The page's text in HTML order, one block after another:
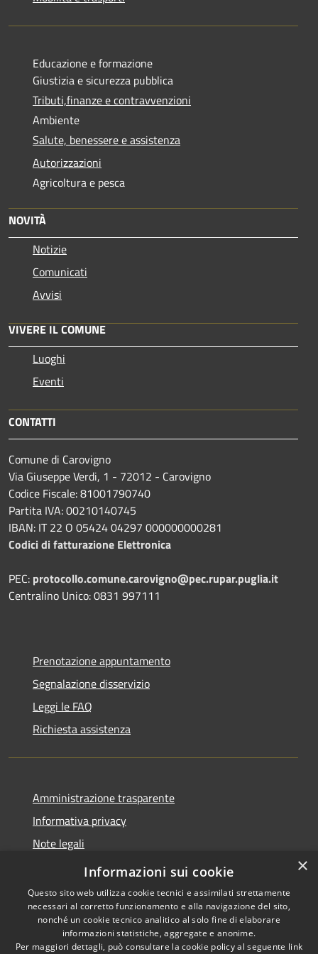
Educazione e formazione
Giustizia e sicurezza pubblica
Tributi,finanze e contravvenzioni
Ambiente
Salute, benessere e assistenza
Autorizzazioni
Agricoltura e pesca
NOVITÀ
Notizie
Comunicati
Avvisi
VIVERE IL COMUNE
Luoghi
Eventi
CONTATTI
Comune di Carovigno
Via Giuseppe Verdi, 1 - 72012 - Carovigno
Codice Fiscale: 81001790740
Partita IVA: 00210140745
IBAN: IT 22 O 05424 04297 000000000281
Codici di fatturazione Elettronica
PEC: protocollo.comune.carovigno@pec.rupar.puglia.it
Centralino Unico: 0831 997111
Prenotazione appuntamento
Segnalazione disservizio
Leggi le FAQ
Richiesta assistenza
Amministrazione trasparente
Informativa privacy
Note legali
Dichiarazione di accessibilità
Copyright © 2026 • Comune di
×
Informazioni sui cookie
Questo sito web utilizza cookie tecnici e assimilati strettamente
necessari al corretto funzionamento e alla navigazione del sito,
nonché un cookie tecnico analitico al solo fine di elaborare
informazioni statistiche, aggregate e anonime.
Per maggiori dettagli, può consultare la cookie policy al seguente link